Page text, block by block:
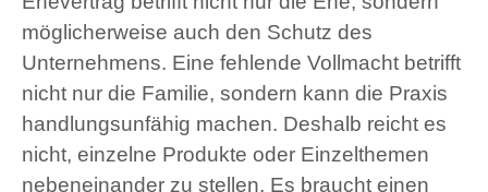
möglicherweise auch den Schutz des
Unternehmens. Eine fehlende Vollmacht betrifft
nicht nur die Familie, sondern kann die Praxis
handlungsunfähig machen. Deshalb reicht es
nicht, einzelne Produkte oder Einzelthemen
nebeneinander zu stellen. Es braucht einen